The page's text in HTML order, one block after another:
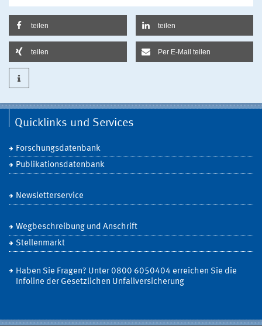
teilen teilen
teilen Per E-Mail teilen
Quicklinks und Services
Forschungsdatenbank
Publikationsdatenbank
Newsletterservice
Wegbeschreibung und Anschrift
Stellenmarkt
Haben Sie Fragen? Unter 0800 6050404 erreichen Sie die
Infoline der Gesetzlichen Unfallversicherung